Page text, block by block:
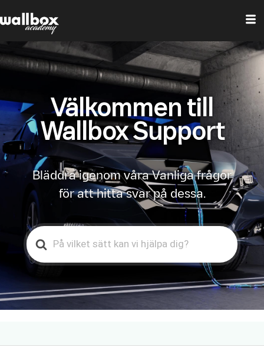
Välkommen till
Wallbox Support
Bläddra igenom våra Vanliga frågor
för att hitta svar på dessa.
Search
For